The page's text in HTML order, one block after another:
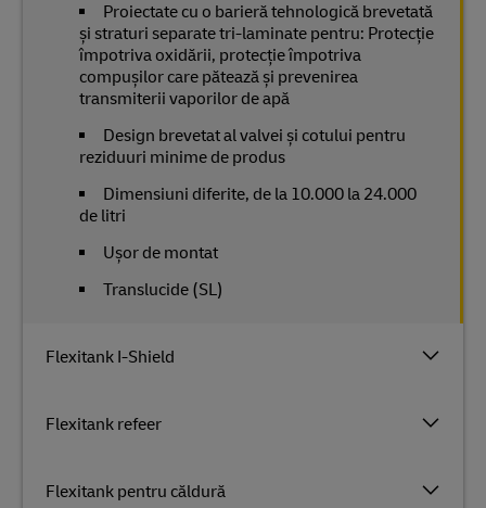
Flexitank I-Shield
Flexitank refeer
Flexitank pentru căldură
Proiectate cu o barieră tehnologică brevetată
și straturi separate tri-laminate pentru: Protecție
împotriva oxidării, protecție împotriva
compușilor care pătează și prevenirea
transmiterii vaporilor de apă
Design brevetat al valvei și cotului pentru
reziduuri minime de produs
Dimensiuni diferite, de la 10.000 la 24.000
de litri
Ușor de montat
Translucide (SL)